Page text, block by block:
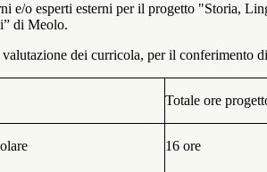
o esperti esterni per il progetto "Storia,
di Meolo.
dei curricola, per il conferimento
Totale ore
16 ore